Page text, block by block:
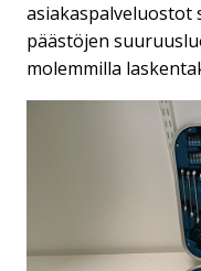
asiakaspalveluostot
päästöjen
molemmilla